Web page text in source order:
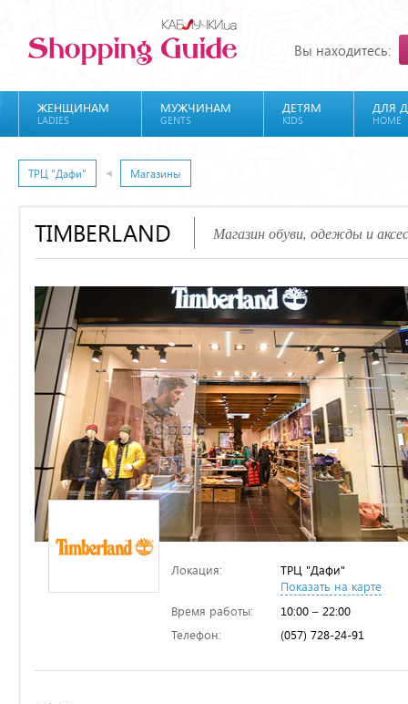
Вы находитесь:
ЖЕНЩИНАМ
LADIES
МУЖЧИНАМ
GENTS
ДЕТЯМ
KIDS
ДЛЯ
HOME
ТРЦ "Дафи" Магазины
TIMBERLAND Магазин обуви, одежды и
Локация:
ТРЦ "Дафи"
Показать на карте
Время работы:
10:00 – 22:00
Телефон:
(057) 728-24-91